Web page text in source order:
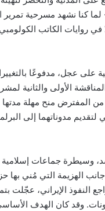
كنا نشهد مسرحية تمرير
في روايات الكاتب
عجل، مدفوعًا
الأولى والثانية
المفترض منح مهلة
مدوناتهما إلى
وسيطرة جماعات
الهزيمة التي مُني بها
الإيراني، عجّلت
وقد كان الهدف